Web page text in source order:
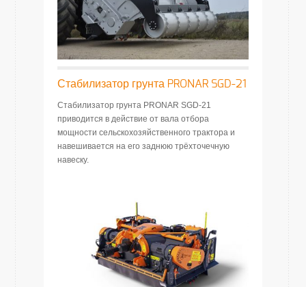
Стабилизатор грунта PRONAR SGD-21
Стабилизатор грунта PRONAR SGD-21
приводится в действие от вала отбора
мощности сельскохозяйственного трактора и
навешивается на его заднюю трёхточечную
навеску.